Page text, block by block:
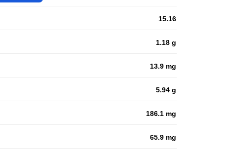
15.16
1.18 g
13.9 mg
5.94 g
186.1 mg
65.9 mg